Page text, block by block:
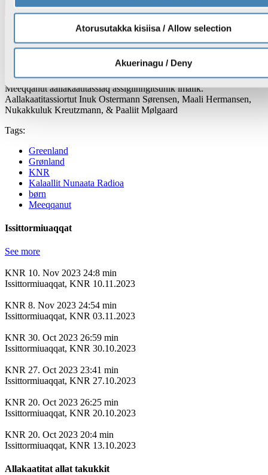
Atorusutakka kisiisa / Allow selection
Akuerinagu / Deny
Issittormiuaqqat, KNR 20.10.2023
Meeqqanut aallakaatitassiaq assigiinngitsunik imalik.
Aallakaatitassiortut Inuk Ostermann Sørensen, Maali Hermansen,
Nukakkuluk Kreutzmann, & Paaliit Mølgaard
Tags:
Greenland
Grønland
KNR
Kalaallit Nunaata Radioa
børn
Meeqqanut
Issittormiuaqqat
See more
KNR 10. Nov 2023 24:8 min
Issittormiuaqqat, KNR 10.11.2023
KNR 8. Nov 2023 24:54 min
Issittormiuaqqat, KNR 03.11.2023
KNR 30. Oct 2023 26:59 min
Issittormiuaqqat, KNR 30.10.2023
KNR 27. Oct 2023 23:41 min
Issittormiuaqqat, KNR 27.10.2023
KNR 20. Oct 2023 26:25 min
Issittormiuaqqat, KNR 20.10.2023
KNR 20. Oct 2023 20:4 min
Issittormiuaqqat, KNR 13.10.2023
Allakaatitat allat takukkit